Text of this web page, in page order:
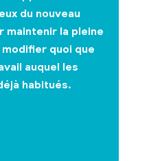
du nouveau
maintenir la pleine
quoi que
auquel les
habitués.